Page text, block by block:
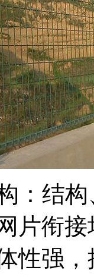
：结构
片衔
性强